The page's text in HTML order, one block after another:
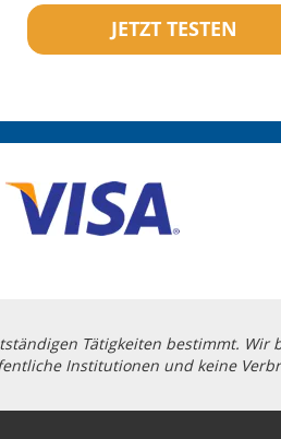
JETZT TESTEN
Tätigkeiten bestimmt.
Institutionen und keine